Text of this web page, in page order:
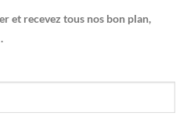
et recevez tous nos bon plan,